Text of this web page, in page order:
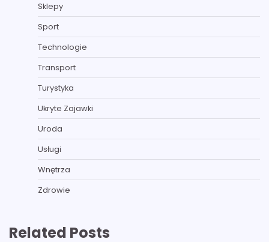
Sklepy
Sport
Technologie
Transport
Turystyka
Ukryte Zajawki
Uroda
Usługi
Wnętrza
Zdrowie
Related Posts